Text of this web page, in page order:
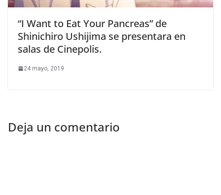
“I Want to Eat Your Pancreas” de
Shinichiro Ushijima se presentara en
salas de Cinepolis.
24 mayo, 2019
Deja un comentario